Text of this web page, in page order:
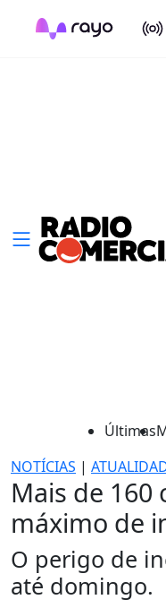
On
Últimas
NOTÍCIAS |
Mais de 160
máximo de
O perigo de
até domingo.